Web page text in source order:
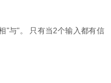
"。 只有当2个输入都有信